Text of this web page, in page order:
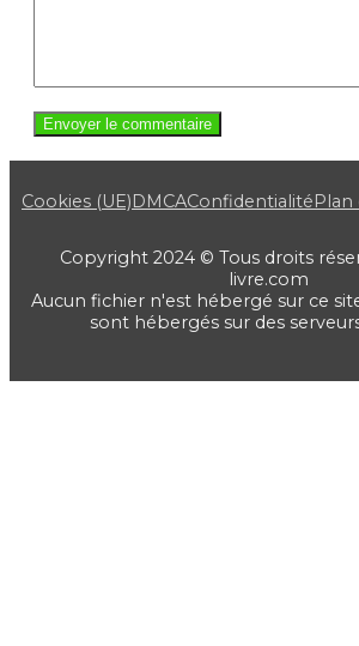
Cookies (UE)DMCAConfidentialitéPlan
Copyright 2024 © Tous droits
livre.com
Aucun fichier n'est hébergé sur ce
sont hébergés sur des